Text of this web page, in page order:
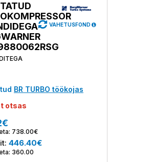
BR TURBO töökojas
otsas
738.00€
446.40€
360.00
VAHETUSFOND